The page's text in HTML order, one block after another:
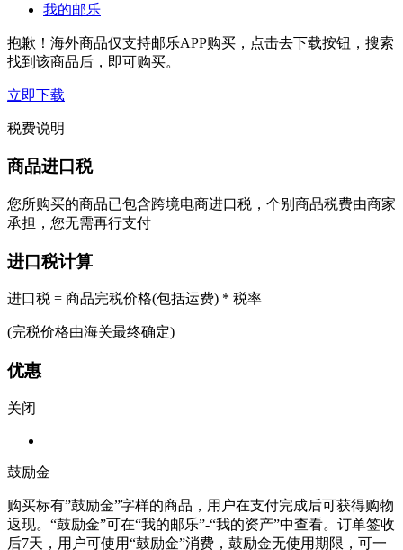
我的邮乐
抱歉！海外商品仅支持邮乐APP购买，点击去下载按钮，搜索
找到该商品后，即可购买。
立即下载
税费说明
商品进口税
您所购买的商品已包含跨境电商进口税，个别商品税费由商家
承担，您无需再行支付
进口税计算
进口税 = 商品完税价格(包括运费) * 税率
(完税价格由海关最终确定)
优惠
关闭
鼓励金
购买标有”鼓励金”字样的商品，用户在支付完成后可获得购物
返现。“鼓励金”可在“我的邮乐”-“我的资产”中查看。订单签收
后7天，用户可使用“鼓励金”消费，鼓励金无使用期限，可一